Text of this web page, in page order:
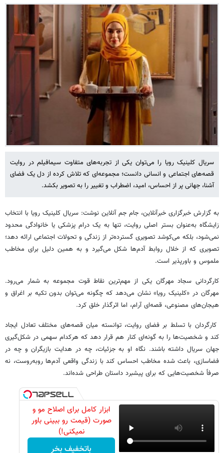
سریال کلینیک رویا را می‌توان یکی از تجربه‌های متفاوت سیمافیلم در روایت
قصه‌های اجتماعی و انسانی دانست؛ مجموعه‌ای که تلاش کرده از دل یک فضای
آشنا، جهانی پر از احساس، امید، اضطراب و تغییر را به تصویر بکشد.
به گزارش خبرگزاری خبرآنلاین، جام جم آنلاین نوشت: سریال کلینیک رویا با انتخاب
زایشگاه به‌عنوان بستر اصلی روایت، تنها به یک درام پزشکی یا خانوادگی محدود
نمی‌شود، بلکه می‌کوشد تصویری گسترده‌تر از زندگی و تحولات اجتماعی ارائه دهد؛
تصویری که از خلال روابط آدم‌ها شکل می‌گیرد و به همین دلیل برای مخاطب
ملموس و باورپذیر است.
کارگردانی سجاد مهرگان یکی از مهم‌ترین نقاط قوت مجموعه به شمار می‌رود.
مهرگان در «کلینیک رویا» نشان می‌دهد که چگونه می‌توان بدون تکیه بر اغراق و
هیجان‌های مصنوعی، قصه‌ای آرام، اما اثرگذار خلق کرد.
کارگردان با تسلط بر فضای روایت، توانسته میان قصه‌های مختلف تعادل ایجاد
کند و شخصیت‌ها را به گونه‌ای کنار هم قرار دهد که هرکدام سهمی در شکل‌گیری
جهان سریال داشته باشند. نگاه او به جزئیات، چه در هدایت بازیگران و چه در
فضاسازی، باعث شده مخاطب احساس کند با زندگی واقعی آدم‌ها روبه‌روست، نه
صرفاً شخصیت‌هایی که برای پیشبرد داستان طراحی شده‌اند.
ابزار کامل برای اصلاح مو و
صورت (قیمت رو ببینی باور
نمیکنی!)
باتخفیف بخر